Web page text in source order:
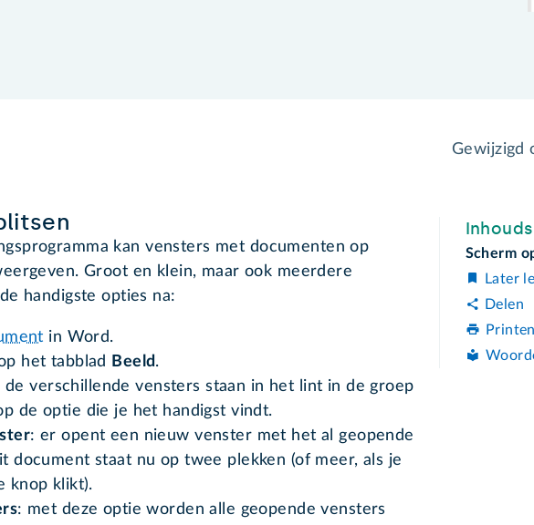
Gewijzigd
kan vensters met documenten op
Groot en klein, maar ook meerdere
handigste opties na:
in Word.
het tabblad
Beeld.
de verschillende vensters staan in het lint in de groep
de optie die je het handigst vindt.
: er opent een nieuw venster met het al geopende
document staat nu op twee plekken (of meer, als je
knop klikt).
: met deze optie worden alle geopende vensters
Scherm
Later
Delen